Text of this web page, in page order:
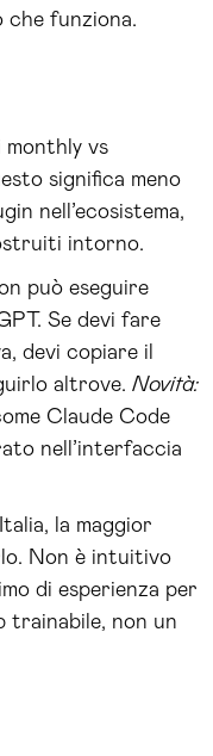
che funziona.
monthly vs
significa meno
nell’ecosistema,
intorno.
può eseguire
Se devi fare
devi copiare il
altrove. Novità:
Claude Code
nell’interfaccia
la maggior
Non è intuitivo
di esperienza per
trainabile, non un